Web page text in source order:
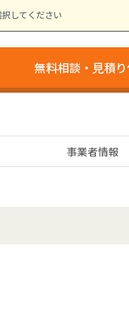
無料相談・見積
事業者情報